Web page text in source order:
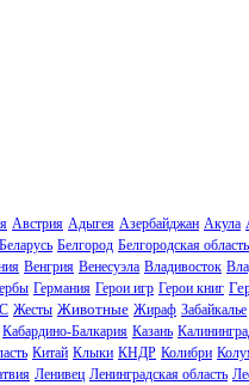
Австрия Адыгея Азербайджан Акула
Беларусь Белгород Белгородская область
Венгрия Венесуэла Владивосток
Германия Герои игр Герои книг
Жесты Животные Жираф Забайкалье
Кабардино-Балкария Казань
Китай Клыки КНДР Колибри
Ленивец Ленинградская область